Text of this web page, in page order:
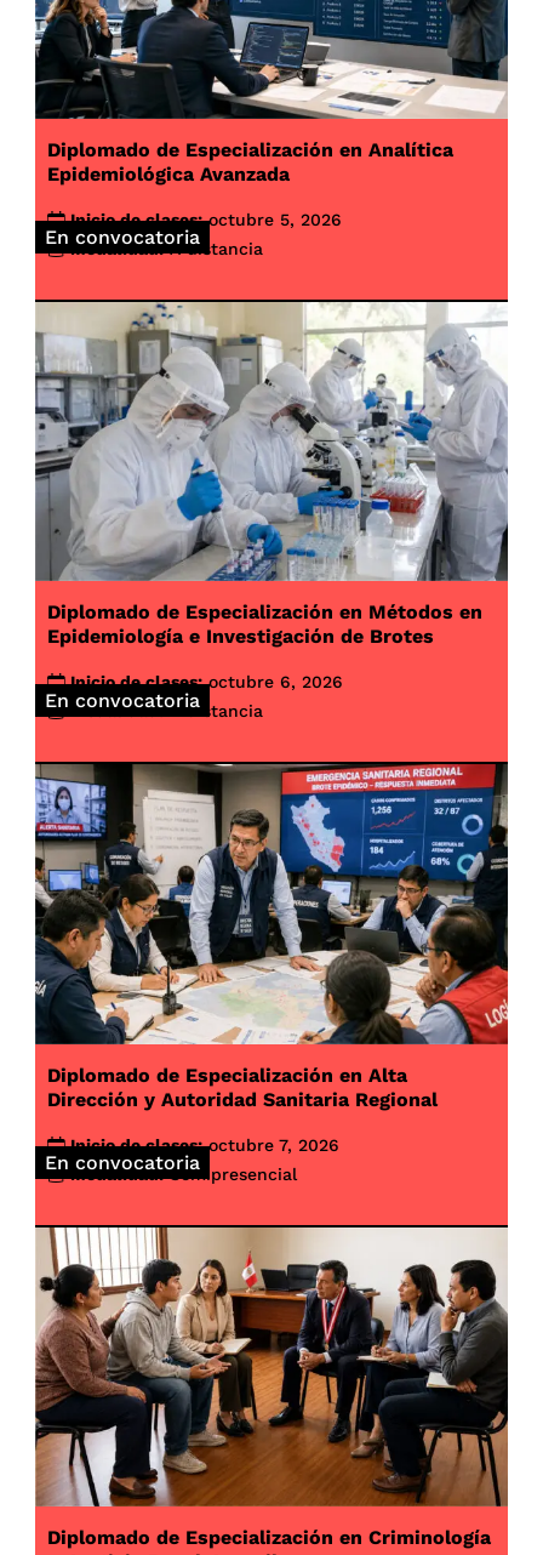
En convocatoria
Diplomado de Especialización en Analítica
Epidemiológica Avanzada
Inicio de clases: octubre 5, 2026
Modalidad: A distancia
En convocatoria
Diplomado de Especialización en Métodos en
Epidemiología e Investigación de Brotes
Inicio de clases: octubre 6, 2026
Modalidad: A distancia
En convocatoria
Diplomado de Especialización en Alta
Dirección y Autoridad Sanitaria Regional
Inicio de clases: octubre 7, 2026
Modalidad: Semipresencial
Diplomado de Especialización en Criminología